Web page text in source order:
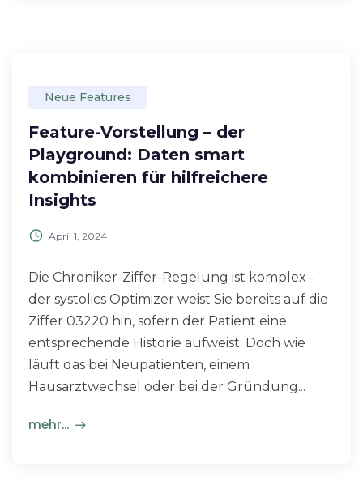
Neue Features
Feature-Vorstellung – der
Playground: Daten smart
kombinieren für hilfreichere
Insights
April 1, 2024
Die Chroniker-Ziffer-Regelung ist komplex -
der systolics Optimizer weist Sie bereits auf die
Ziffer 03220 hin, sofern der Patient eine
entsprechende Historie aufweist. Doch wie
läuft das bei Neupatienten, einem
Hausarztwechsel oder bei der Gründung...
mehr...